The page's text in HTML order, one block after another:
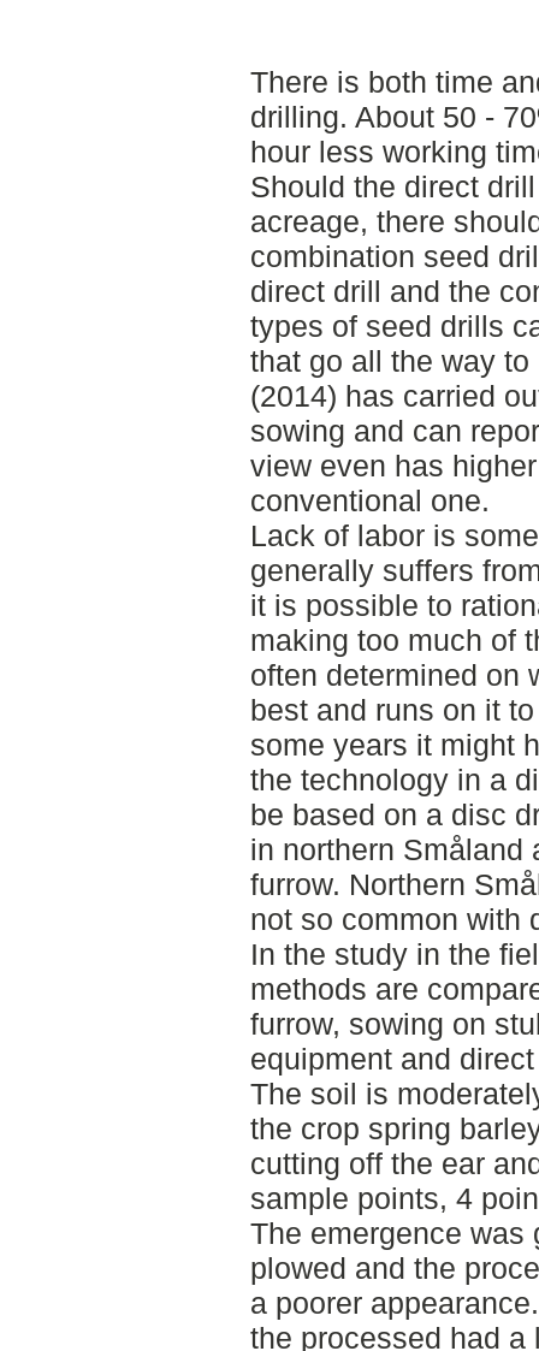
There is both time
drilling. About 50 -
hour less working
Should the direct
acreage, there
combination seed
direct drill and the
types of seed drills
that go all the way
(2014) has carried
sowing and can
view even has
conventional one.
Lack of labor is
generally suffers
it is possible to
making too much of
often determined on
best and runs on it
some years it might
the technology in a
be based on a disc
in northern Småland
furrow. Northern
not so common with
In the study in the
methods are
furrow, sowing on
equipment and
The soil is
the crop spring
cutting off the ear
sample points, 4
The emergence was
plowed and the
a poorer
the processed had a